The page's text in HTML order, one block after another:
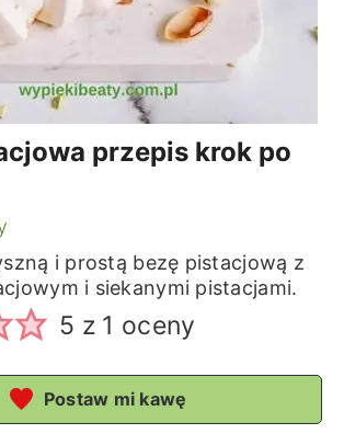
przepis krok po
i prostą bezę pistacjową z
i siekanymi pistacjami.
5 z 1 oceny
Postaw mi kawę